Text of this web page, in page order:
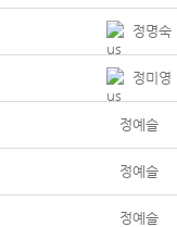
정명숙
정미영
정예슬
정예슬
정예슬